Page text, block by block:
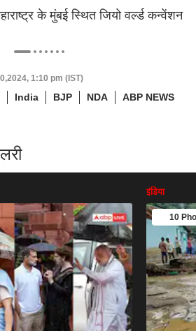
के मुंबई स्थित जियो वर्ल्ड कन्वेंशन
1:10 pm (IST)
India BJP NDA ABP NEWS
इंडिया
10